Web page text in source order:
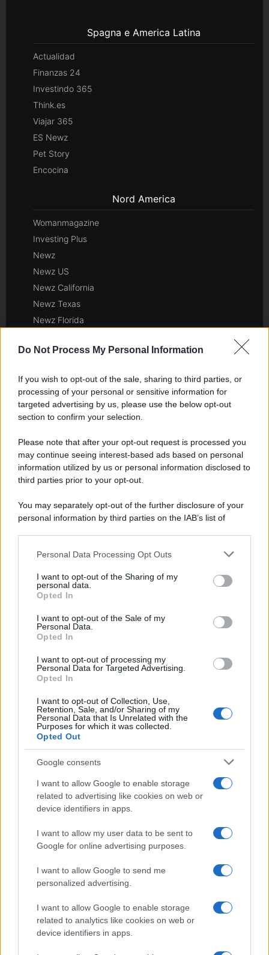
Do Not Process My Personal Information
If you wish to opt-out of the sale, sharing to third parties, or
processing of your personal or sensitive information for
targeted advertising by us, please use the below opt-out
section to confirm your selection.
Please note that after your opt-out request is processed you
may continue seeing interest-based ads based on personal
information utilized by us or personal information disclosed to
third parties prior to your opt-out.
You may separately opt-out of the further disclosure of your
personal information by third parties on the IAB’s list of
This information may also be disclosed by us to third parties
disclose it to other third parties.
Please note that this website/app uses one or more Google
services and may gather and store information including but
not limited to your visit or usage behaviour. You may click to
grant or deny consent to Google and its third-party tags to
consent section.
Personal Data Processing Opt Outs
I want to opt-out of the Sharing of my
personal data.
Opted In
I want to opt-out of the Sale of my
Personal Data.
Opted In
I want to opt-out of processing my
Personal Data for Targeted Advertising.
Opted In
I want to opt-out of Collection, Use,
Retention, Sale, and/or Sharing of my
Personal Data that Is Unrelated with the
Purposes for which it was collected.
Opted Out
Google consents
I want to allow Google to enable storage
related to advertising like cookies on web or
device identifiers in apps.
I want to allow my user data to be sent to
Google for online advertising purposes.
I want to allow Google to send me
personalized advertising.
I want to allow Google to enable storage
related to analytics like cookies on web or
device identifiers in apps.
Spagna e America Latina
Actualidad
Finanzas 24
Investindo 365
Think.es
Viajar 365
ES Newz
Pet Story
Encocina
Nord America
Womanmagazine
Investing Plus
Newz
Newz US
Newz California
Newz Texas
Newz Florida
Newz Pennsylvania
Newz Ohio
Gameland
Hig Tech Mag
Lgbtqia News
Motors Magazine 365
Day Travel 365
Cineverse Magazine
InvestirMag
Investieren24
UK
News Hub UK
Lgbtq News
Investeren 24
NL Newz